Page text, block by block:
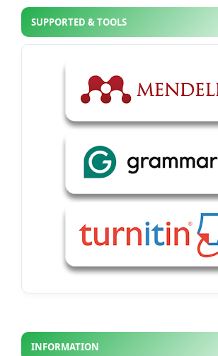
SUPPORTED & TOOLS
INFORMATION